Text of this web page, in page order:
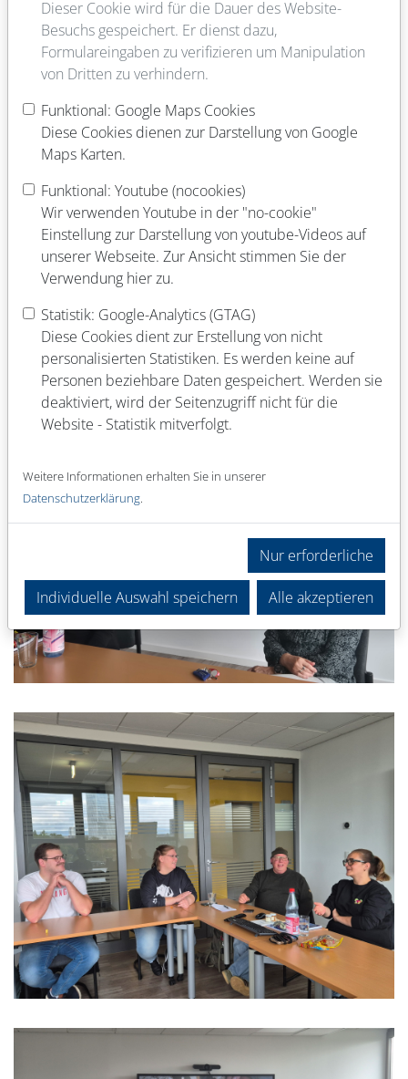
die einzelnen Azubis“, betont Stephie Licht.
Text & Fotos: Sonja Thelen (UK)
Dieser Cookie wird für die Dauer des Website-
Besuchs gespeichert. Er dienst dazu,
Formulareingaben zu verifizieren um Manipulation
von Dritten zu verhindern.
Funktional: Google Maps Cookies
Diese Cookies dienen zur Darstellung von Google
Maps Karten.
Funktional: Youtube (nocookies)
Wir verwenden Youtube in der "no-cookie"
Einstellung zur Darstellung von youtube-Videos auf
unserer Webseite. Zur Ansicht stimmen Sie der
Verwendung hier zu.
Statistik: Google-Analytics (GTAG)
Diese Cookies dient zur Erstellung von nicht
personalisierten Statistiken. Es werden keine auf
Personen beziehbare Daten gespeichert. Werden sie
deaktiviert, wird der Seitenzugriff nicht für die
Website - Statistik mitverfolgt.
Weitere Informationen erhalten Sie in unserer
Datenschutzerklärung
Nur erforderliche
Individuelle Auswahl speichern Alle akzeptieren